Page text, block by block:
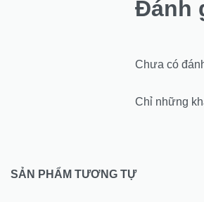
Đánh
Chưa có
Chỉ những
SẢN PHẨM TƯƠNG TỰ